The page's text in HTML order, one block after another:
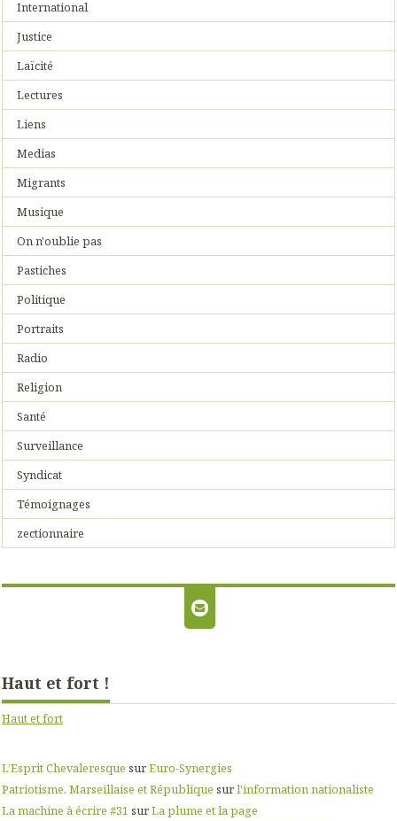
International
Justice
Laïcité
Lectures
Liens
Medias
Migrants
Musique
On n'oublie pas
Pastiches
Politique
Portraits
Radio
Religion
Santé
Surveillance
Syndicat
Témoignages
zectionnaire
Haut et fort !
Haut et fort
L’Esprit Chevaleresque surEuro-Synergies
Patriotisme, Marseillaise et République surl'information nationaliste
La machine à écrire #31 surLa plume et la page